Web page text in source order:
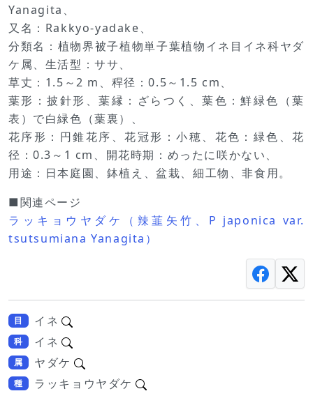
Yanagita、
又名：Rakkyo-yadake、
分類名：植物界被子植物単子葉植物イネ目イネ科ヤダ
ケ属、生活型：ササ、
草丈：1.5～2 m、稈径：0.5～1.5 cm、
葉形：披針形、葉縁：ざらつく、葉色：鮮緑色（葉
表）で白緑色（葉裏）、
花序形：円錐花序、花冠形：小穂、花色：緑色、花
径：0.3～1 cm、開花時期：めったに咲かない、
用途：日本庭園、鉢植え、盆栽、細工物、非食用。
■関連ページ
ラッキョウヤダケ（辣韮矢竹、P japonica var.
tsutsumiana Yanagita）
目 イネ
科 イネ
属 ヤダケ
種 ラッキョウヤダケ